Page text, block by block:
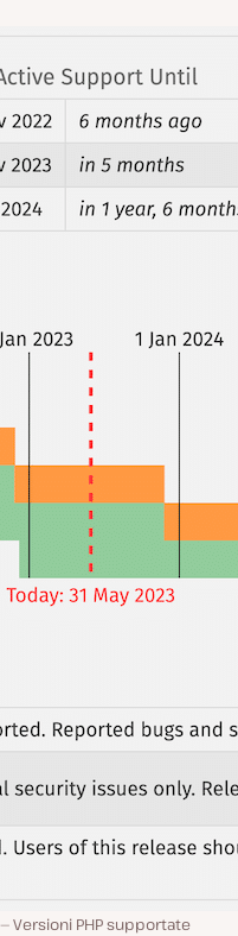
Versioni PHP supportate